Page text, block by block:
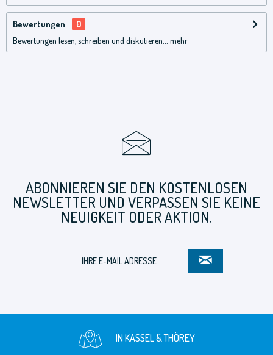
Bewertungen
0
Bewertungen lesen, schreiben und diskutieren...
mehr
ABONNIEREN SIE DEN KOSTENLOSEN
NEWSLETTER UND VERPASSEN SIE KEINE
NEUIGKEIT ODER AKTION.
IN KASSEL & THÖREY